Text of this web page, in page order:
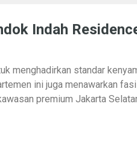
Indah
menghadirkan standar
ini juga menawarkan
premium Jakarta